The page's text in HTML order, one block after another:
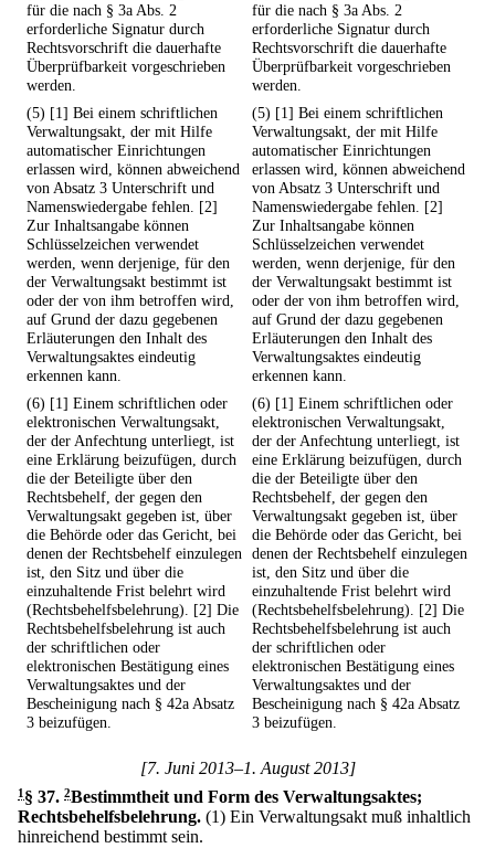
für die nach § 3a Abs. 2
erforderliche Signatur durch
Rechtsvorschrift die dauerhafte
Überprüfbarkeit vorgeschrieben
werden.
für die nach § 3a Abs. 2
erforderliche Signatur durch
Rechtsvorschrift die dauerhafte
Überprüfbarkeit vorgeschrieben
werden.
(5) [1] Bei einem schriftlichen
Verwaltungsakt, der mit Hilfe
automatischer Einrichtungen
erlassen wird, können abweichend
von Absatz 3 Unterschrift und
Namenswiedergabe fehlen. [2]
Zur Inhaltsangabe können
Schlüsselzeichen verwendet
werden, wenn derjenige, für den
der Verwaltungsakt bestimmt ist
oder der von ihm betroffen wird,
auf Grund der dazu gegebenen
Erläuterungen den Inhalt des
Verwaltungsaktes eindeutig
erkennen kann.
(5) [1] Bei einem schriftlichen
Verwaltungsakt, der mit Hilfe
automatischer Einrichtungen
erlassen wird, können abweichend
von Absatz 3 Unterschrift und
Namenswiedergabe fehlen. [2]
Zur Inhaltsangabe können
Schlüsselzeichen verwendet
werden, wenn derjenige, für den
der Verwaltungsakt bestimmt ist
oder der von ihm betroffen wird,
auf Grund der dazu gegebenen
Erläuterungen den Inhalt des
Verwaltungsaktes eindeutig
erkennen kann.
(6) [1] Einem schriftlichen oder
elektronischen Verwaltungsakt,
der der Anfechtung unterliegt, ist
eine Erklärung beizufügen, durch
die der Beteiligte über den
Rechtsbehelf, der gegen den
Verwaltungsakt gegeben ist, über
die Behörde oder das Gericht, bei
denen der Rechtsbehelf einzulegen
ist, den Sitz und über die
einzuhaltende Frist belehrt wird
(Rechtsbehelfsbelehrung). [2] Die
Rechtsbehelfsbelehrung ist auch
der schriftlichen oder
elektronischen Bestätigung eines
Verwaltungsaktes und der
Bescheinigung nach § 42a Absatz
3 beizufügen.
(6) [1] Einem schriftlichen oder
elektronischen Verwaltungsakt,
der der Anfechtung unterliegt, ist
eine Erklärung beizufügen, durch
die der Beteiligte über den
Rechtsbehelf, der gegen den
Verwaltungsakt gegeben ist, über
die Behörde oder das Gericht, bei
denen der Rechtsbehelf einzulegen
ist, den Sitz und über die
einzuhaltende Frist belehrt wird
(Rechtsbehelfsbelehrung). [2] Die
Rechtsbehelfsbelehrung ist auch
der schriftlichen oder
elektronischen Bestätigung eines
Verwaltungsaktes und der
Bescheinigung nach § 42a Absatz
3 beizufügen.
[7. Juni 2013–1. August 2013]
1§ 37. 2Bestimmtheit und Form des Verwaltungsaktes;
Rechtsbehelfsbelehrung. (1) Ein Verwaltungsakt muß inhaltlich
hinreichend bestimmt sein.